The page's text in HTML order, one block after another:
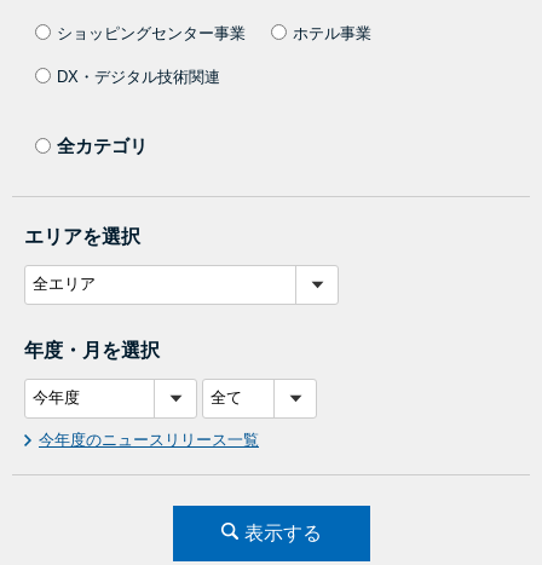
ショッピングセンター事業 ホテル事業
DX・デジタル技術関連
全カテゴリ
エリアを選択
年度・月を選択
今年度のニュースリリース一覧
表示する